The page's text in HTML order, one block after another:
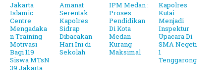
Jakarta
Islamic
Centre
Mengadaka
n Training
Motivasi
Bagi 119
Siswa MTsN
39 Jakarta
Amanat
Serentak
Kapolres
Sidrap
Dibacakan
Hari Ini di
Sekolah
IPM Medan :
Proses
Pendidikan
Di Kota
Medan
Kurang
Maksimal
Kapolres
Kutai
Menjadi
Inspektur
Upacara Di
SMA Negeti
1
Tenggarong